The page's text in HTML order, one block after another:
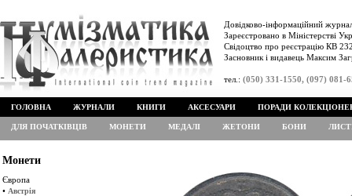
Довідково-інформаційний
Зареєстровано в Міністерстві
Свідоцтво про реєстрацію КВ
Засновник і видавець Максим
тел.: (050) 331-1550, (097) 081-
ГОЛОВНА ЖУРНАЛИ КНИГИ АКСЕСУАРИ ПОРАДИ
ДЛЯ ПОЧАТКІВЦІВ МОНЕТИ МЕДАЛІ ЖЕТОНИ БОНИ
Монети
Європа
• Австрія